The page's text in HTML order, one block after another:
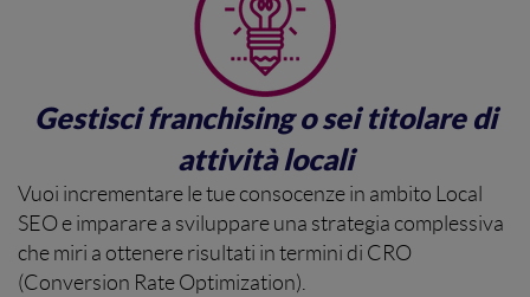
Gestisci franchising o sei titolare di
attività locali
Vuoi incrementare le tue consocenze in ambito Local
SEO e imparare a sviluppare una strategia complessiva
che miri a ottenere risultati in termini di CRO
(Conversion Rate Optimization).